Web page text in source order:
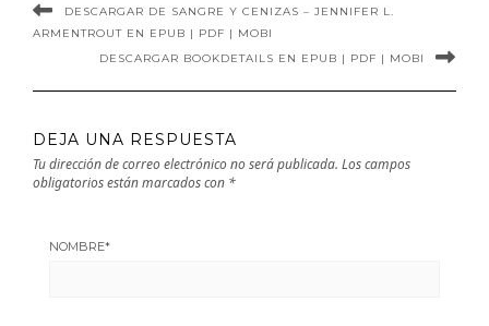
DESCARGAR DE SANGRE Y CENIZAS – JENNIFER L.
ARMENTROUT EN EPUB | PDF | MOBI
DESCARGAR BOOKDETAILS EN EPUB | PDF | MOBI
DEJA UNA RESPUESTA
Tu dirección de correo electrónico no será publicada. Los campos
obligatorios están marcados con *
NOMBRE*